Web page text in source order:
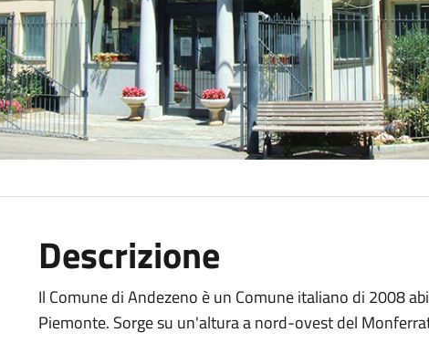
Descrizione
Il Comune di Andezeno è un Comune italiano di 2008
Piemonte. Sorge su un'altura a nord-ovest del